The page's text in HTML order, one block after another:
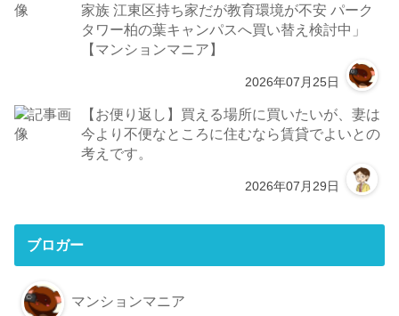
家族 江東区持ち家だが教育環境が不安 パーク
タワー柏の葉キャンパスへ買い替え検討中」
【マンションマニア】
2026年07月25日
【お便り返し】買える場所に買いたいが、妻は
今より不便なところに住むなら賃貸でよいとの
考えです。
2026年07月29日
ブロガー
マンションマニア